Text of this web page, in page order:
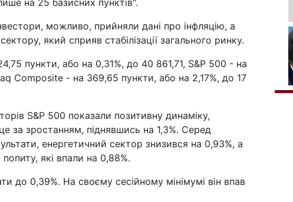
на 25 базисних пунктів".
можливо, прийняли дані про інфляцію, а
який сприяв стабілізації загального ринку.
пункти, або на 0,31%, до 40 861,71, S&P 500 - на
Composite - на 369,65 пункти, або на 2,17%, до 17
S&P 500 показали позитивну динаміку,
за зростанням, піднявшись на 1,3%. Серед
енергетичний сектор знизився на 0,93%, а
які впали на 0,88%.
до 0,39%. На своєму сесійному мінімумі він впав